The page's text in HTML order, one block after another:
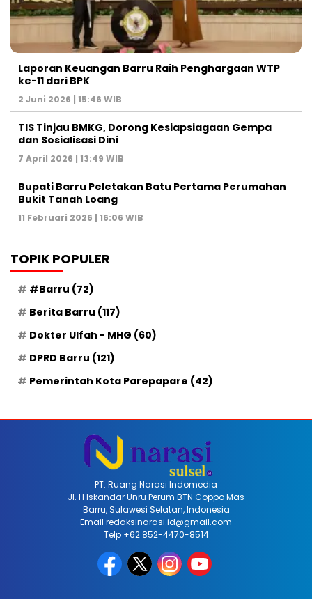
Laporan Keuangan Barru Raih Penghargaan WTP
ke-11 dari BPK
2 Juni 2026 | 15:46 WIB
TIS Tinjau BMKG, Dorong Kesiapsiagaan Gempa
dan Sosialisasi Dini
7 April 2026 | 13:49 WIB
Bupati Barru Peletakan Batu Pertama Perumahan
Bukit Tanah Loang
11 Februari 2026 | 16:06 WIB
TOPIK POPULER
#Barru (72)
Berita Barru (117)
Dokter Ulfah - MHG (60)
DPRD Barru (121)
Pemerintah Kota Parepapare (42)
PT. Ruang Narasi Indomedia
Jl. H Iskandar Unru Perum BTN Coppo Mas
Barru, Sulawesi Selatan, Indonesia
Email redaksinarasi.id@gmail.com
Telp +62 852-4470-8514